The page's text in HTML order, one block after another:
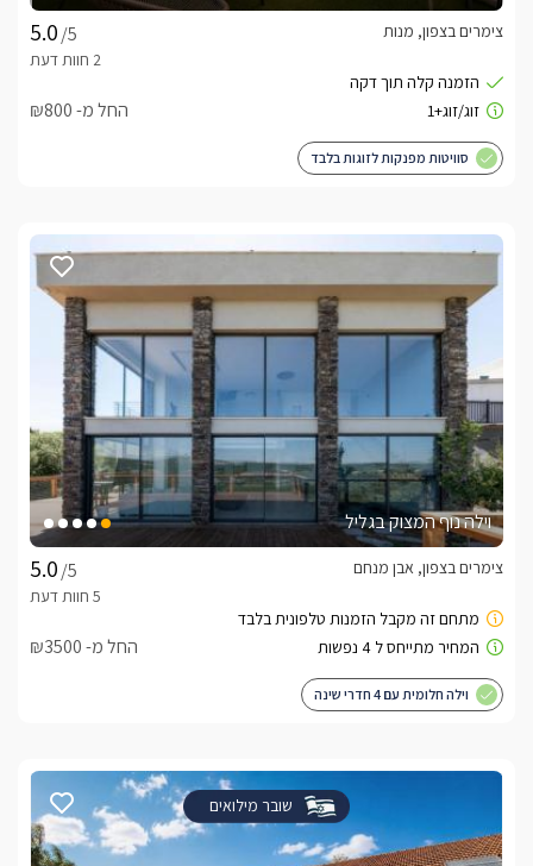
/5
צימרים בצפון, מנות
החל מ- ₪800
סוויטות מפנקות לזוגות בלבד
וילה נוף המצוק בגליל
/5
צימרים בצפון, אבן מנחם
החל מ- ₪3500
וילה חלומית עם 4 חדרי שינה
שובר מילואים